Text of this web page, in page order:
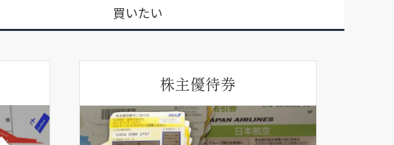
買いたい
株主優待券